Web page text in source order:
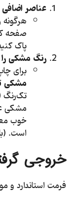
عناصر
صفحه
پاک
رنگ مشکی
برای
مشکی
مشکی
است.
خروجی
فرمت استاندارد و